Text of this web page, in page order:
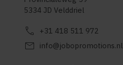
5334 JD Velddriel
call +31 418 511 972
mail info@jobopromotions.nl